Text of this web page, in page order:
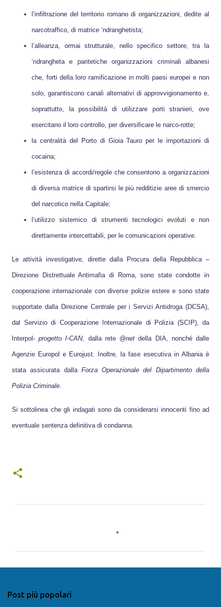
l’infiltrazione del territorio romano di organizzazioni, dedite al
narcotraffico, di matrice ‘ndranghetista;
l’alleanza, ormai strutturale, nello specifico settore, tra la
‘ndrangheta e paritetiche organizzazioni criminali albanesi
che, forti della loro ramificazione in molti paesi europei e non
solo, garantiscono canali alternativi di approvvigionamento e,
soprattutto, la possibilità di utilizzare porti stranieri, ove
esercitano il loro controllo, per diversificare le narco-rotte;
la centralità del Porto di Gioia Tauro per le importazioni di
cocaina;
l’esistenza di accordi/regole che consentono a organizzazioni
di diversa matrice di spartirsi le più redditizie aree di smercio
del narcotico nella Capitale;
l’utilizzo sistemico di strumenti tecnologici evoluti e non
direttamente intercettabili, per le comunicazioni operative.
Le attività investigative, dirette dalla Procura della Repubblica –
Direzione Distrettuale Antimafia di Roma, sono state condotte in
cooperazione internazionale con diverse polizie estere e sono state
supportate dalla Direzione Centrale per i Servizi Antidroga (DCSA),
dal Servizio di Cooperazione Internazionale di Polizia (SCIP), da
Interpol-progetto I-CAN, dalla rete@net della DIA, nonché dalle
Agenzie Europol e Eurojust. Inoltre, la fase esecutiva in Albania è
stata assicurata dalla Forza Operazionale del Dipartimento della
Polizia Criminale.
Si sottolinea che gli indagati sono da considerarsi innocenti fino ad
eventuale sentenza definitiva di condanna.
Post più popolari